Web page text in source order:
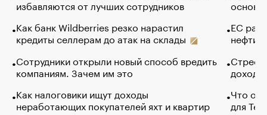
избавляются от лучших сотрудников
Как банк Wildberries резко нарастил
кредиты селлерам до атак на склады
Сотрудники открыли новый способ вредить
компаниям. Зачем им это
Как налоговики ищут доходы
неработающих покупателей яхт и квартир
основ
ЕС
нефти
Что
для